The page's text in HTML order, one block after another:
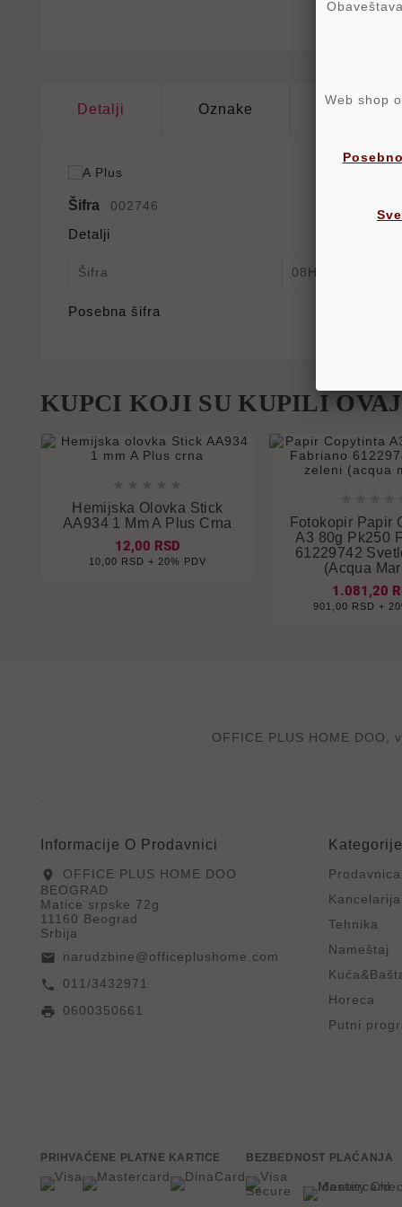
Detalji Oznake
Šifra 002746
Detalji
Šifra 08HB06F
Posebna šifra
KUPCI KOJI SU KUPILI
Hemijska Olovka Stick
AA934 1 Mm A Plus Crna
12,00 RSD
10,00 RSD + 20% PDV
Fotokopir Papir
A3 80g Pk250
61229742
(acqua
1.081,20
901,00 RSD +
OFFICE PLUS HOME
Informacije O Prodavnici
location_on
OFFICE PLUS HOME DOO
BEOGRAD
Matice srpske 72g
11160 Beograd
Srbija
email narudzbine@officeplushome.com
call 011/3432971
print 0600350661
Kategorije
Prodavnica
Tehnika
Nameštaj
Horeca
Putni
PRIHVAĆENE PLATNE KARTICE BEZBEDNOST PLAĆANJA
Web shop